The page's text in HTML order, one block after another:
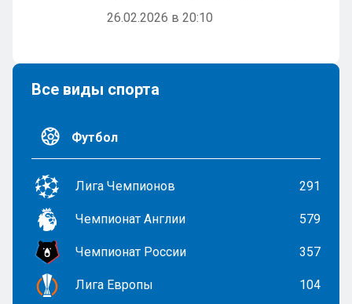
26.02.2026 в 20:10
Все виды спорта
Футбол
Лига Чемпионов 291
Чемпионат Англии 579
Чемпионат России 357
Лига Европы 104